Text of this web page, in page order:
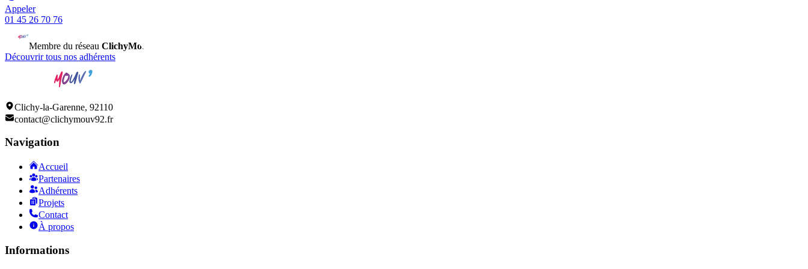
Appeler
01 45 26 70 76
Membre du réseau ClichyMouv
Découvrir tous nos adhérents
Clichy-la-Garenne, 92110
contact@clichymouv92.fr
Navigation
Accueil
Partenaires
Adhérents
Projets
Contact
À propos
Informations